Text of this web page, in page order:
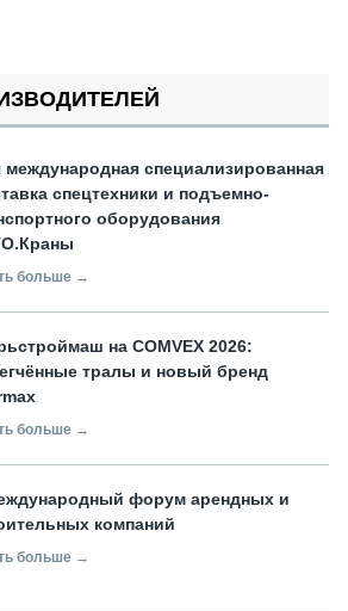
международная специализированная
спецтехники и подъемно-
оборудования
больше →
на COMVEX 2026:
тралы и новый бренд
больше →
форум арендных и
компаний
больше →